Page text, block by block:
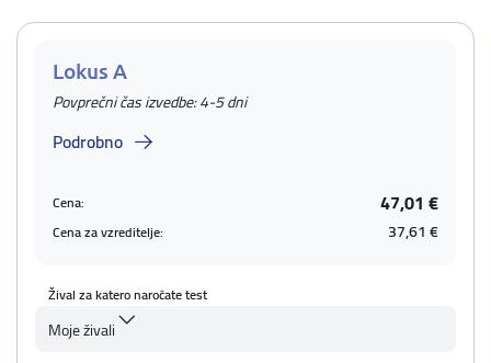
Lokus A
Povprečni čas izvedbe: 4-5 dni
Podrobno
Cena: 47,01 €
Cena za vzreditelje: 37,61 €
Žival za katero naročate test
Moje živali